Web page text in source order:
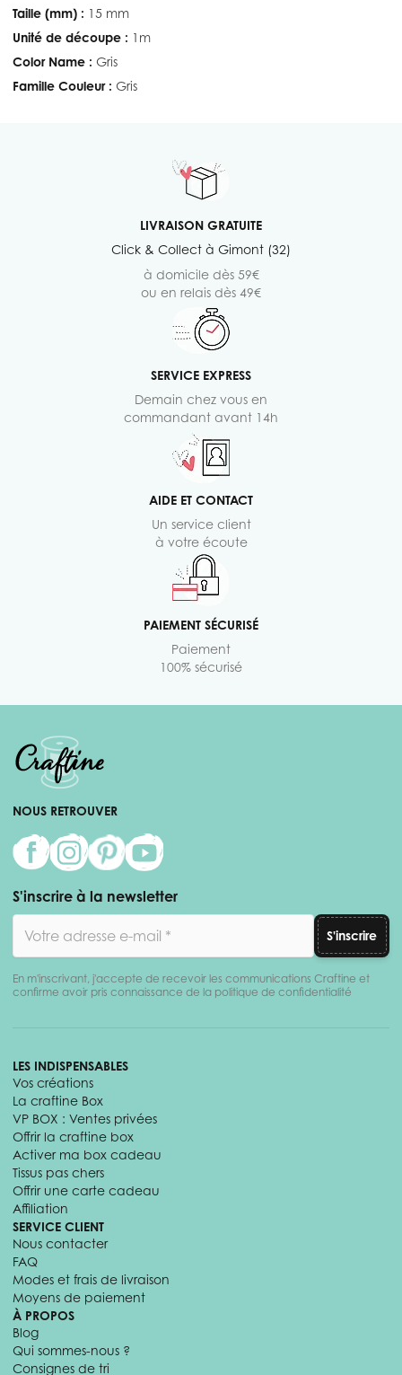
Taille (mm) : 15 mm
Unité de découpe : 1m
Color Name : Gris
Famille Couleur : Gris
LIVRAISON GRATUITE
Click & Collect à Gimont (32)
à domicile dès 59€
ou en relais dès 49€
SERVICE EXPRESS
Demain chez vous en
commandant avant 14h
AIDE ET CONTACT
Un service client
à votre écoute
PAIEMENT SÉCURISÉ
Paiement
100% sécurisé
NOUS RETROUVER
S'inscrire à la newsletter
S'inscrire
En m'inscrivant, j'accepte de recevoir les communications Craftine et
confirme avoir pris connaissance de la politique de confidentialité
LES INDISPENSABLES
Vos créations
La craftine Box
VP BOX : Ventes privées
Offrir la craftine box
Activer ma box cadeau
Tissus pas chers
Offrir une carte cadeau
Affiliation
SERVICE CLIENT
Nous contacter
FAQ
Modes et frais de livraison
Moyens de paiement
À PROPOS
Blog
Qui sommes-nous ?
Consignes de tri